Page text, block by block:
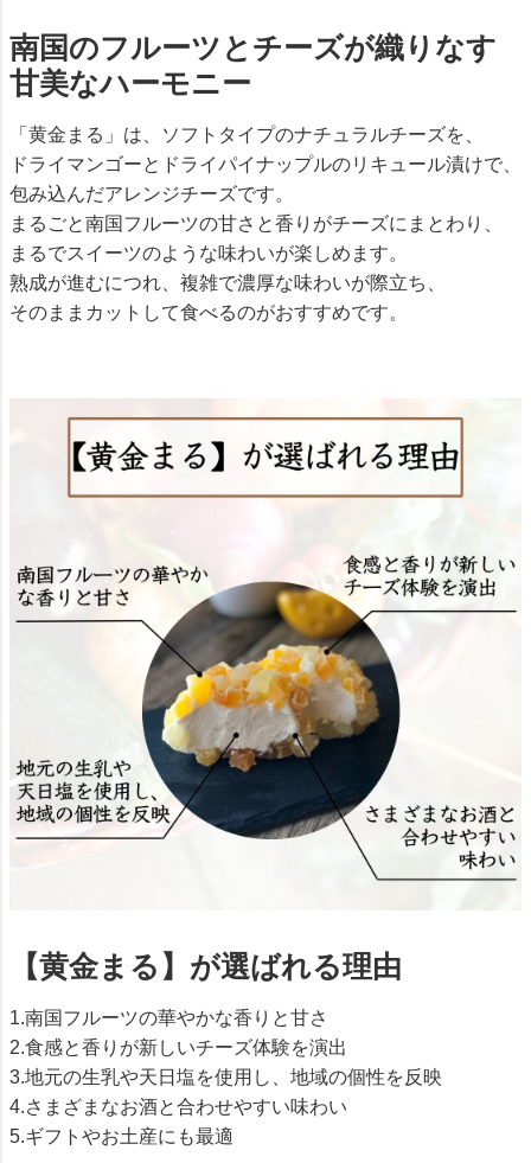
南国のフルーツとチーズが織りなす
甘美なハーモニー
「黄金まる」は、ソフトタイプのナチュラルチーズを、
ドライマンゴーとドライパイナップルのリキュール漬けで、
包み込んだアレンジチーズです。
まるごと南国フルーツの甘さと香りがチーズにまとわり、
まるでスイーツのような味わいが楽しめます。
熟成が進むにつれ、複雑で濃厚な味わいが際立ち、
そのままカットして食べるのがおすすめです。
【黄金まる】が選ばれる理由
1.南国フルーツの華やかな香りと甘さ
2.食感と香りが新しいチーズ体験を演出
3.地元の生乳や天日塩を使用し、地域の個性を反映
4.さまざまなお酒と合わせやすい味わい
5.ギフトやお土産にも最適